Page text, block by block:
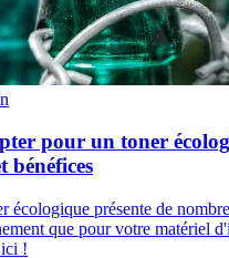
pour un toner
bénéfices
écologique présente de
que pour votre matériel
!